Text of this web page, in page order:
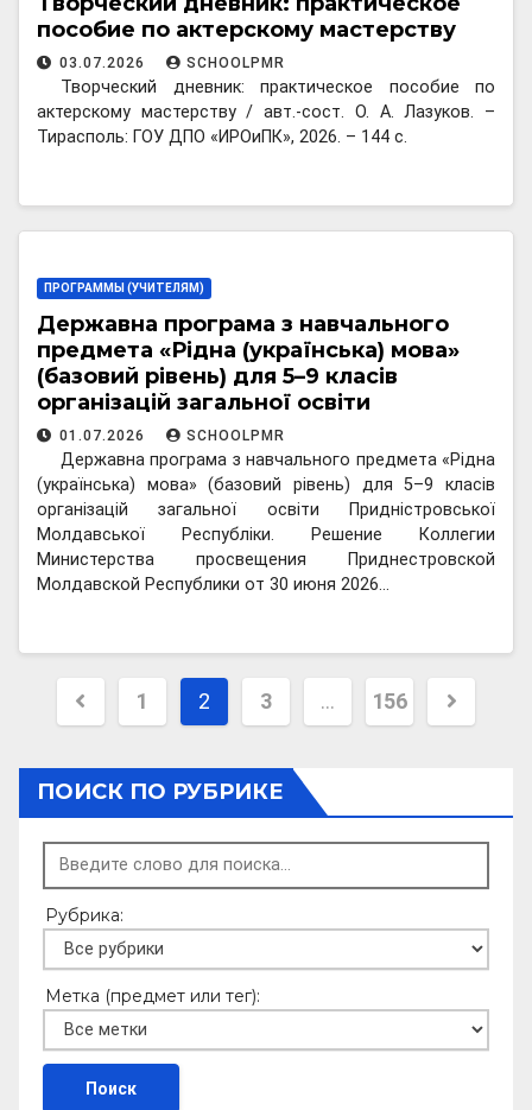
пособие по актерскому мастерству
03.07.2026 SCHOOLPMR
Творческий дневник: практическое пособие по
актерскому мастерству / авт.-сост. О. А. Лазуков. –
Тирасполь: ГОУ ДПО «ИРОиПК», 2026. – 144 с.
ПРОГРАММЫ (УЧИТЕЛЯМ)
Державна програма з навчального
предмета «Рідна (українська) мова»
(базовий рівень) для 5–9 класів
організацій загальної освіти
Придністровської Молдавської
Республіки
01.07.2026 SCHOOLPMR
Державна програма з навчального предмета «Рідна
(українська) мова» (базовий рівень) для 5–9 класів
організацій загальної освіти Придністровської
Молдавської Республіки. Решение Коллегии
Министерства просвещения Приднестровской
Молдавской Республики от 30 июня 2026…
Пагинация
записей
1 2 3 … 156
ПОИСК ПО РУБРИКЕ
Рубрика:
Метка (предмет или тег):